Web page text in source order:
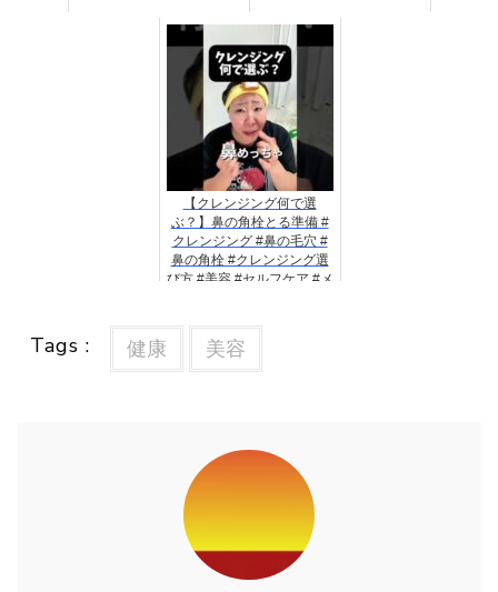
【クレンジング何で選
ぶ？】鼻の角栓とる準備 #
クレンジング #鼻の毛穴 #
鼻の角栓 #クレンジング選
び方 #美容 #セルフケア #メ
Tags : 健康 美容